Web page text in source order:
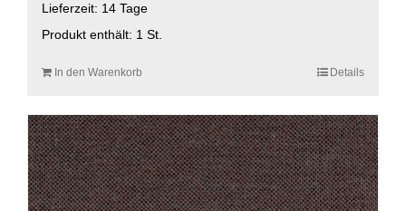
Lieferzeit: 14 Tage
Produkt enthält: 1 St.
In den Warenkorb Details